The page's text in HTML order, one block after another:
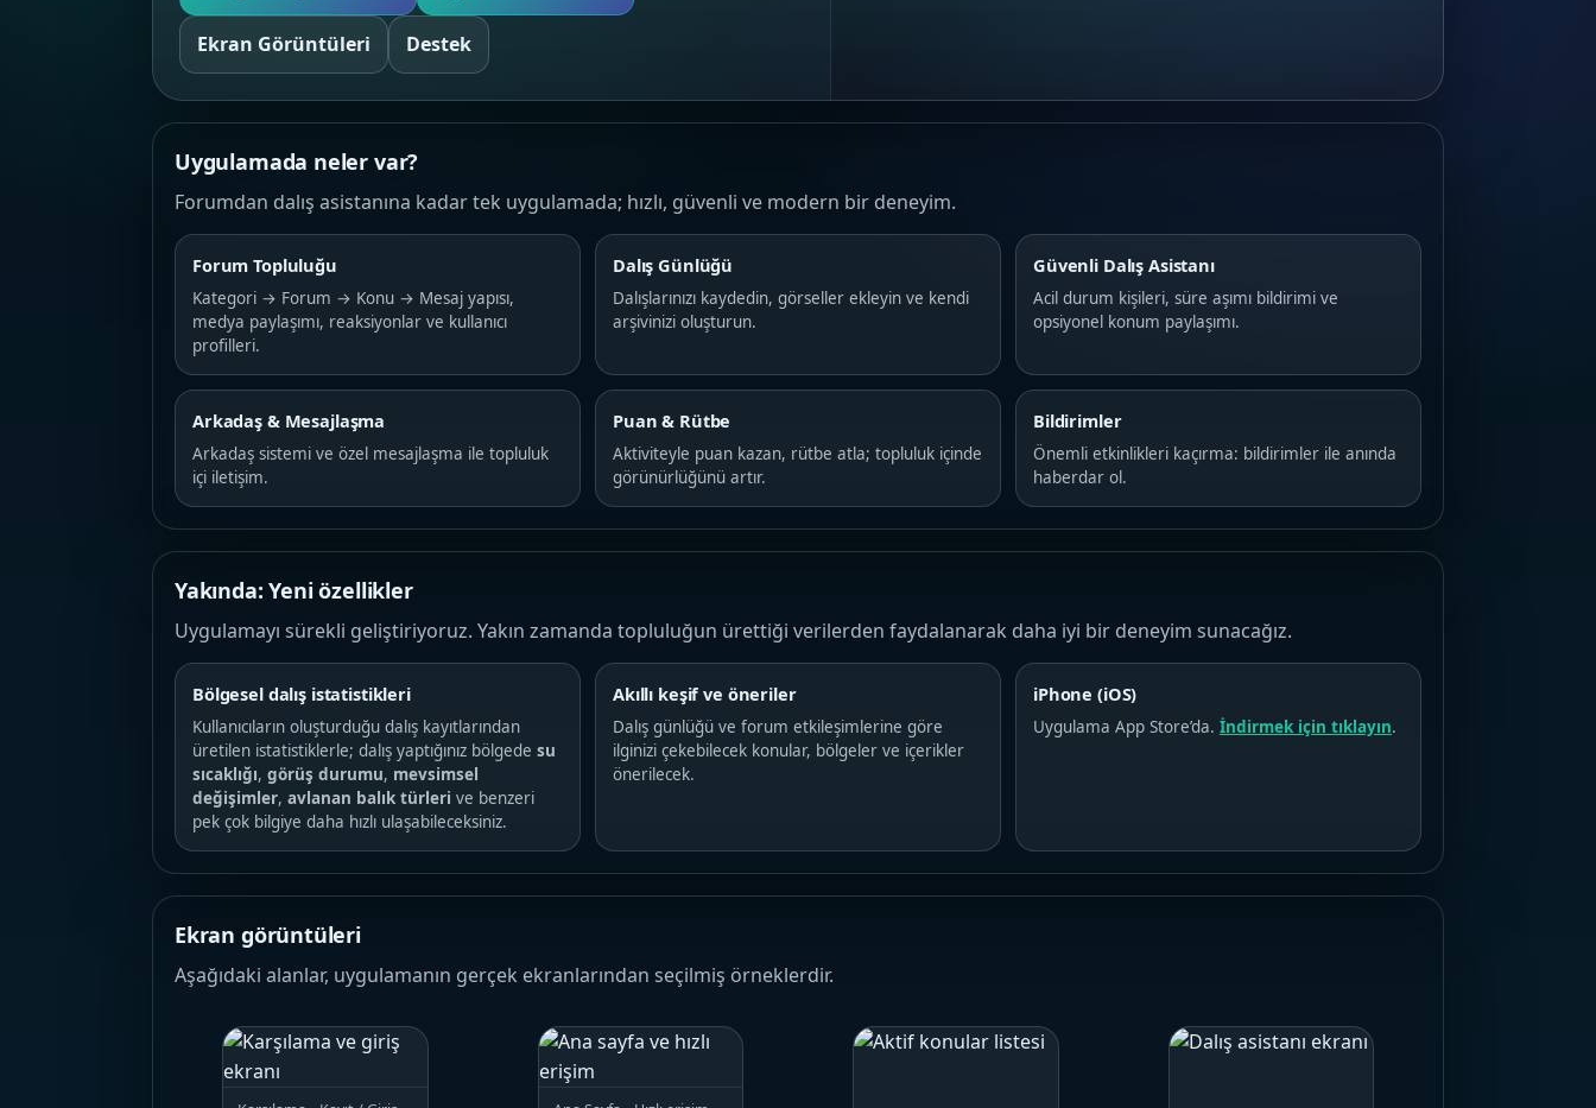
Ekran Görüntüleri Destek
Uygulamada neler var?
Forumdan dalış asistanına kadar tek uygulamada; hızlı, güvenli ve modern bir deneyim.
Forum Topluluğu
Kategori → Forum → Konu → Mesaj yapısı,
medya paylaşımı, reaksiyonlar ve kullanıcı
profilleri.
Dalış Günlüğü
Dalışlarınızı kaydedin, görseller ekleyin ve kendi
arşivinizi oluşturun.
Güvenli Dalış Asistanı
Acil durum kişileri, süre aşımı bildirimi ve
opsiyonel konum paylaşımı.
Arkadaş & Mesajlaşma
Arkadaş sistemi ve özel mesajlaşma ile topluluk
içi iletişim.
Puan & Rütbe
Aktiviteyle puan kazan, rütbe atla; topluluk içinde
görünürlüğünü artır.
Bildirimler
Önemli etkinlikleri kaçırma: bildirimler ile anında
haberdar ol.
Yakında: Yeni özellikler
Uygulamayı sürekli geliştiriyoruz. Yakın zamanda topluluğun ürettiği verilerden faydalanarak daha iyi bir deneyim sunacağız.
Bölgesel dalış istatistikleri
Kullanıcıların oluşturduğu dalış kayıtlarından
üretilen istatistiklerle; dalış yaptığınız bölgede su
sıcaklığı, görüş durumu, mevsimsel
değişimler, avlanan balık türleri ve benzeri
pek çok bilgiye daha hızlı ulaşabileceksiniz.
Akıllı keşif ve öneriler
Dalış günlüğü ve forum etkileşimlerine göre
ilginizi çekebilecek konular, bölgeler ve içerikler
önerilecek.
iPhone (iOS)
Uygulama App Store’da. İndirmek için tıklayın.
Ekran görüntüleri
Aşağıdaki alanlar, uygulamanın gerçek ekranlarından seçilmiş örneklerdir.